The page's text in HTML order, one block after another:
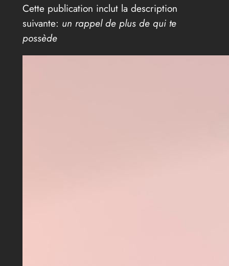
Cette publication inclut la description
suivante: un rappel de plus de qui te
possède